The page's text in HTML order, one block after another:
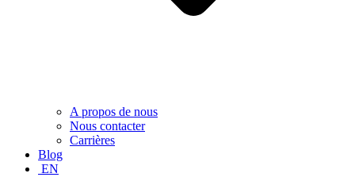
A propos de nous
Nous contacter
Carrières
Blog
EN